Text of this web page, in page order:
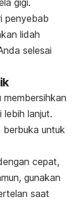
penyebab
lidah
selesai
lebih lanjut.
berbuka untuk
cepat,
gunakan
saat